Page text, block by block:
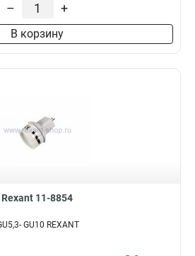
– +
В корзину
Rexant 11-8854
GU10 REXANT